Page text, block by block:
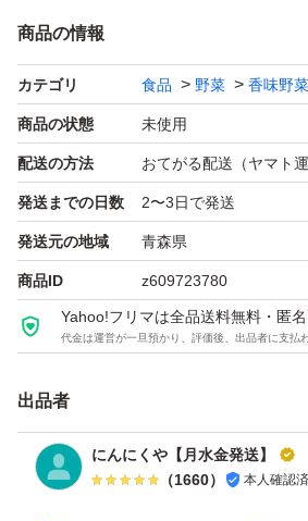
めなどの詳しいサイズ希望の方へは
ていただきますのでご了承ください。
ニンニクを食べて免疫力アップしま
様々な物価上昇の中、ギリギリの価
ので、お値下げは御遠慮ください
しております。宅急便コンパクトで
は、申し訳ございませんが＋200円
ますのでコメントください(*^^*)
商品の情報
カテゴリ 食品 野菜 香味野菜
商品の状態 未使用
配送の方法 おてがる配送（ヤマト運
発送までの日数 2〜3日で発送
発送元の地域 青森県
商品ID z609723780
Yahoo!フリマは全品送料無料・匿
代金は運営が一旦預かり、評価後、出品者に支払
出品者
にんにくや【月水金発送】
（1660） 本人確認済